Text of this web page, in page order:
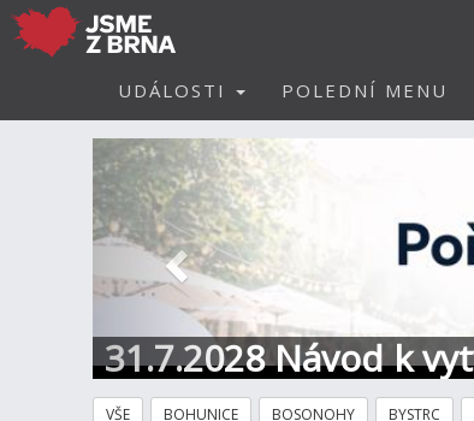
UDÁLOSTI POLEDNÍ MENU
31.7.2028 Návod k
Předchozí
VŠE BOHUNICE BOSONOHY BYSTRC